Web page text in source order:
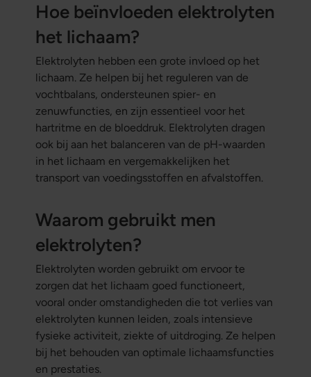
Hoe beïnvloeden elektrolyten
het lichaam?
Elektrolyten hebben een grote invloed op het
lichaam. Ze helpen bij het reguleren van de
vochtbalans, ondersteunen spier- en
zenuwfuncties, en zijn essentieel voor het
hartritme en de bloeddruk. Elektrolyten dragen
ook bij aan het balanceren van de pH-waarden
in het lichaam en vergemakkelijken het
transport van voedingsstoffen en afvalstoffen.
Waarom gebruikt men
elektrolyten?
Elektrolyten worden gebruikt om ervoor te
zorgen dat het lichaam goed functioneert,
vooral onder omstandigheden die tot verlies van
elektrolyten kunnen leiden, zoals intensieve
fysieke activiteit, ziekte of uitdroging. Ze helpen
bij het behouden van optimale lichaamsfuncties
en prestaties.